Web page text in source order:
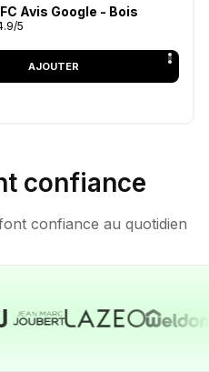
% digital
Avis Google - Bois
5
AJOUTER
confiance
confiance au quotidien